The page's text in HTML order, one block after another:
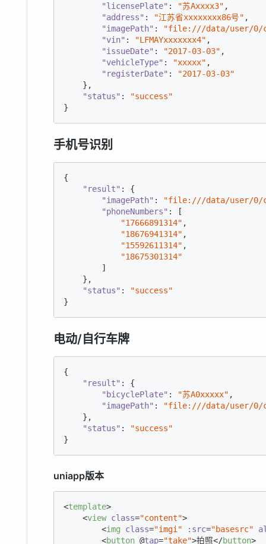
"licensePlate" : "苏Axxxx3" ,
"address" : "江苏省xxxxxxxx86号" ,
"imagePath" :
"file:///data/user/0/
"vin" : "LFMAYxxxxxxx4" ,
"issueDate" : "2017-03-03" ,
"vehicleType" : "xxxxx" ,
"registerDate" :
"2017-03-03"
    },
"status" :
"success"
}
手机号识别
{
"result" : {
"imagePath" :
"file:///data/user/0/
"phoneNumbers" : [
"17666891314" ,
"18676941314" ,
"15592611314" ,
"18675301314"
        ]
    },
"status" :
"success"
}
电动/自行车牌
{
"result" : {
"bicyclePlate" : "苏A0xxxxx" ,
"imagePath" :
"file:///data/user/0/
    },
"status" :
"success"
}
uniapp版本
<template>
<view class="content">
<img class="imgi" :src="basesrc"
<button @tap="take">拍照</button>